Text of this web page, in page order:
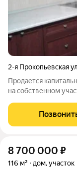
2-я Прокопьевская
Продается
на собственном
керамзитбетона с
обеспечивают
8 700 000 ₽
116 м² дом, участок